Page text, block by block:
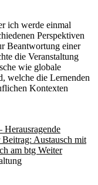
ich werde einmal
Perspektiven
Beantwortung einer
die Veranstaltung
wie globale
welche die Lernenden
Kontexten
Beitrag: Austausch mit
am btg Weiter